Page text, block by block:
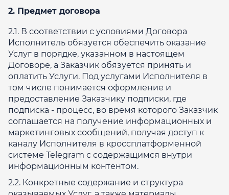
2. Предмет договора
2.1. В соответствии с условиями Договора
Исполнитель обязуется обеспечить оказание
Услуг в порядке, указанном в настоящем
Договоре, а Заказчик обязуется принять и
оплатить Услуги. Под услугами Исполнителя в
том числе понимается оформление и
предоставление Заказчику подписки, где
подписка - процесс, во время которого Заказчик
соглашается на получение информационных и
маркетинговых сообщений, получая доступ к
каналу Исполнителя в кроссплатформенной
системе Telegram с содержащимся внутри
информационным контентом.
2.2. Конкретные содержание и структура